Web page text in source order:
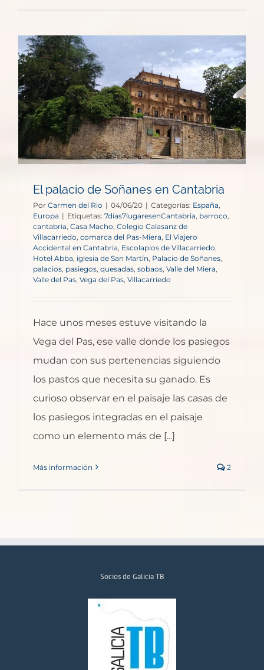
El palacio de Soñanes en Cantabria
Por Carmen del Rio | 04/06/20 | Categorías: España
Europa | Etiquetas: 7días7lugaresenCantabria barroco
cantabria Casa Macho Colegio Calasanz de
Villacarriedo comarca del Pas-Miera El Viajero
Accidental en Cantabria Escolapios de Villacarriedo
Hotel Abba iglesia de San Martín Palacio de Soñanes
palacios pasiegos quesadas sobaos Valle del Miera
Valle del Pas Vega del Pas, Villacarriedo
Hace unos meses estuve visitando la
Vega del Pas, ese valle donde los pasiegos
mudan con sus pertenencias siguiendo
los pastos que necesita su ganado. Es
curioso observar en el paisaje las casas de
los pasiegos integradas en el paisaje
como un elemento más de [...]
Más información 2
Socios de Galicia TB